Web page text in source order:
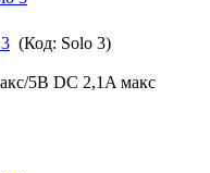
(Код: Solo 3)
5В DC 2,1A макс